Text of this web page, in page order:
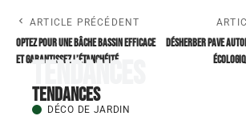
ARTICLE PRÉCÉDENT
Optez pour une bâche bassin efficace
et garantissez l’étanchéité
Désherber pave
Tendances
Tendances
DÉCO DE JARDIN